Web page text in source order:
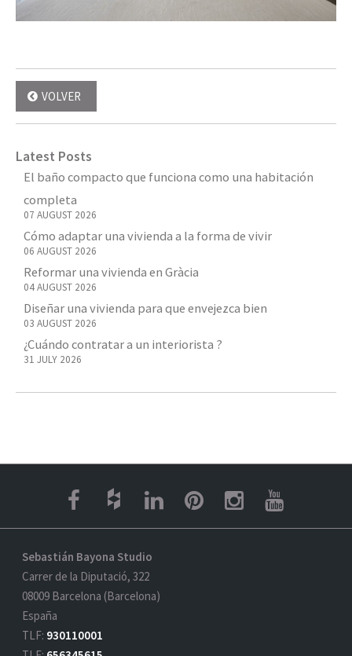
VOLVER
Latest Posts
El baño compacto que funciona como una habitación
completa
07 AUGUST 2026
Cómo adaptar una vivienda a la forma de vivir
06 AUGUST 2026
Reformar una vivienda en Gràcia
04 AUGUST 2026
Diseñar una vivienda para que envejezca bien
03 AUGUST 2026
¿Cuándo contratar a un interiorista ?
31 JULY 2026
Sebastián Bayona Studio
Carrer de la Diputació, 322
08009 Barcelona (Barcelona)
España
TLF: 930110001